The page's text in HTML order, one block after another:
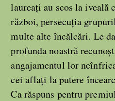
laureați au scos la iveală
război, persecuția
multe alte încălcări. Le
profunda noastră
angajamentul lor
cei aflați la putere
Ca răspuns pentru